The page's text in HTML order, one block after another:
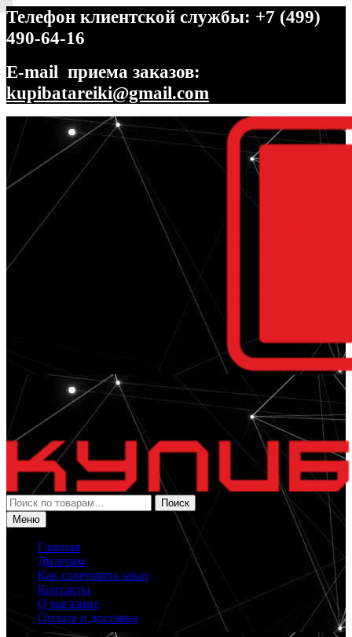
Телефон клиентской службы: +7 (499)
490-64-16
E-mail приема заказов:
kupibatareiki@gmail.com
Перейти
навигации
Перейти
содержимому
Искать:
Поиск
Меню
Главная
Дилерам
Как совершить заказ
Контакты
О магазине
Оплата и доставка